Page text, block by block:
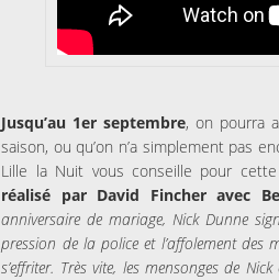
Jusqu’au 1er septembre, on pourra
saison, ou qu’on n’a simplement pas
Lille la Nuit vous conseille pour cette
réalisé par David Fincher avec
anniversaire de mariage, Nick Dunne
pression de la police et l’affolement des
s’effriter. Très vite, les mensonges de